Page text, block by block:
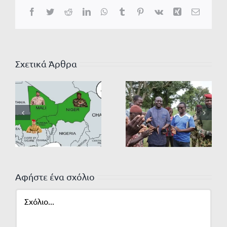
Facebook
TwitterRedditLinkedInWhatsApp
TumblrPinterest
Vk Xing Email
Σχετικά Άρθρα
Αφήστε ένα σχόλιο